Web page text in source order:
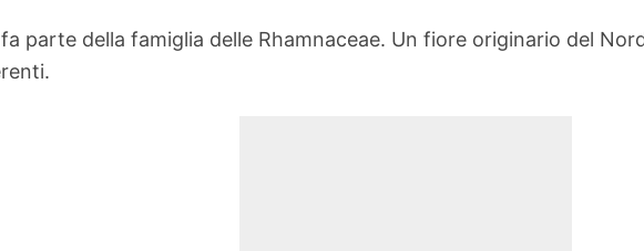
parte della famiglia delle Rhamnaceae. Un fiore originario del